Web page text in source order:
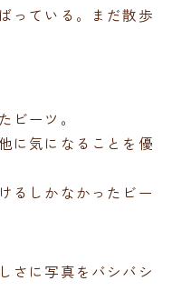
っている。まだ散歩
ビーツ。
に気になることを優
るしかなかったビー
さに写真をバシバシ